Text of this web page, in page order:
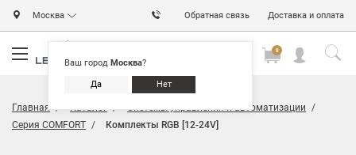
Москва
Ваш город Москва?
Да Нет
Обратная связь Доставка и оплата
0
Главная Каталог
Системы управления и автоматизации
Серия COMFORT
Комплекты RGB [12-24V]